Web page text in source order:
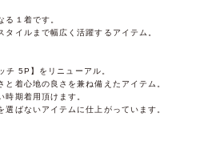
る１着です。
タイルまで幅広く活躍するアイテム。
チ 5P】をリニューアル。
と着心地の良さを兼ね備えたアイテム。
時期着用頂けます。
ばないアイテムに仕上がっています。